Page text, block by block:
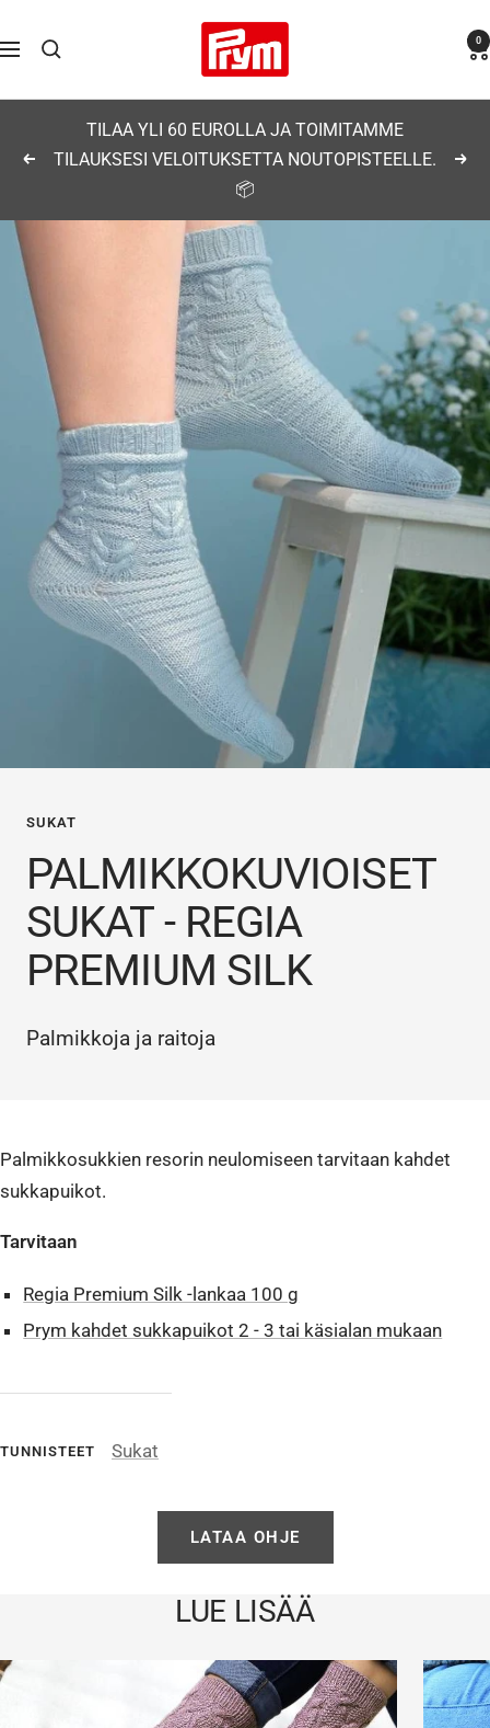
sisältöön
Navigaatio
Prym 0
Edellinen
TILAA YLI 60 EUROLLA JA TOIMITAMME
TILAUKSESI VELOITUKSETTA NOUTOPISTEELLE.
📦
SUKAT
PALMIKKOKUVIOISET
SUKAT - REGIA
PREMIUM SILK
Palmikkoja ja raitoja
TUNNISTEET Sukat
Palmikkosukkien resorin neulomiseen tarvitaan kahdet
sukkapuikot.
Tarvitaan
Regia Premium Silk -lankaa 100 g
Prym kahdet sukkapuikot 2 - 3 tai käsialan mukaan
LATAA OHJE
LUE LISÄÄ